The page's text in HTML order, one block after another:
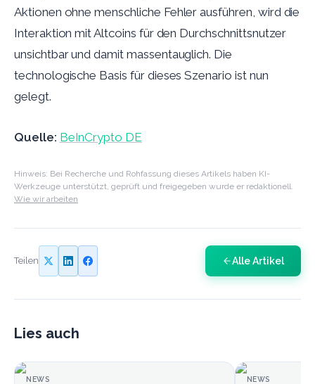
Aktionen ohne menschliche Fehler ausführen, wird die
Interaktion mit Altcoins für den Durchschnittsnutzer
unsichtbar und damit massentauglich. Die
technologische Basis für dieses Szenario ist nun
gelegt.
Quelle: BeInCrypto DE
Hinweis: Bei Recherche und Rohfassung dieses Artikels haben KI-
Werkzeuge unterstützt, geprüft und freigegeben wurde er redaktionell.
Wie wir arbeiten
Teilen Alle Artikel
Lies auch
NEWS NEWS